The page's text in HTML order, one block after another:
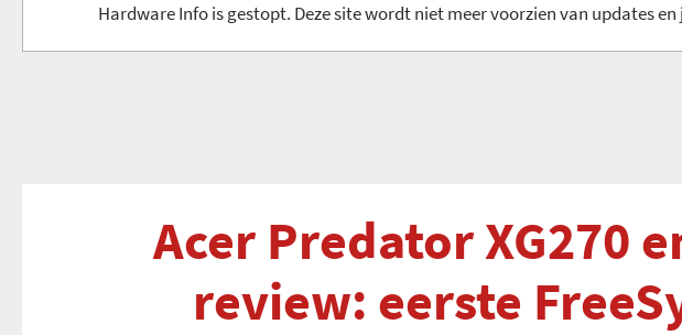
Hardware Info is gestopt. Deze site wordt niet meer voorzien van updates
Acer Predator XG270
review: eerste